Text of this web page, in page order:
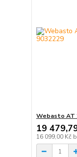
Webasto AT
19
16 099,00 Kč